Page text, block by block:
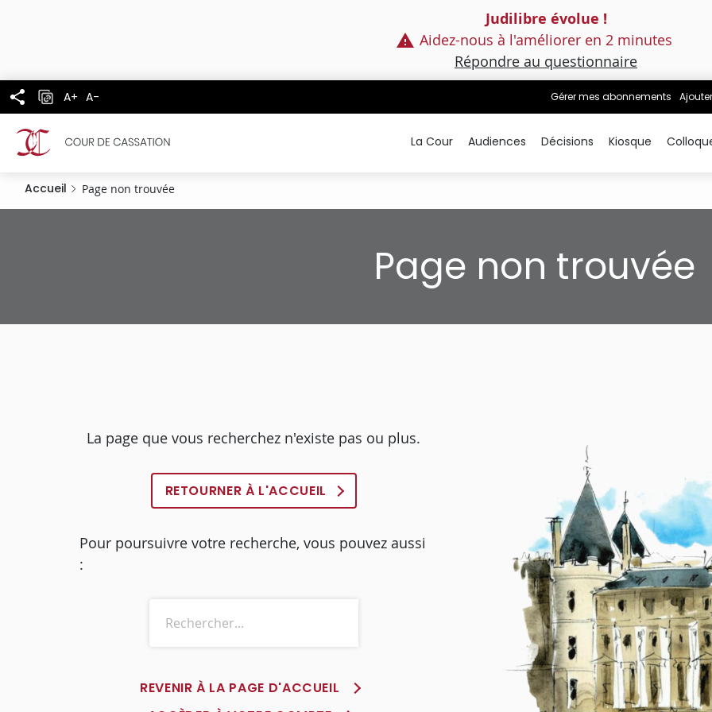
Judilibre évolue !
Aidez-nous à l'améliorer en 2 minutes
Répondre au questionnaire
A+ A- Gérer mes abonnements
La Cour Audiences Décisions Kiosque
Accueil Page non trouvée
Page non trouvée
La page que vous recherchez n'existe pas ou plus.
RETOURNER À L'ACCUEIL
Pour poursuivre votre recherche, vous pouvez aussi
:
REVENIR À LA PAGE D'ACCUEIL